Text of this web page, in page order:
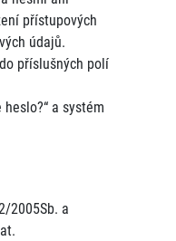
přístupových
údajů.
příslušných polí
a systém
2005Sb. a